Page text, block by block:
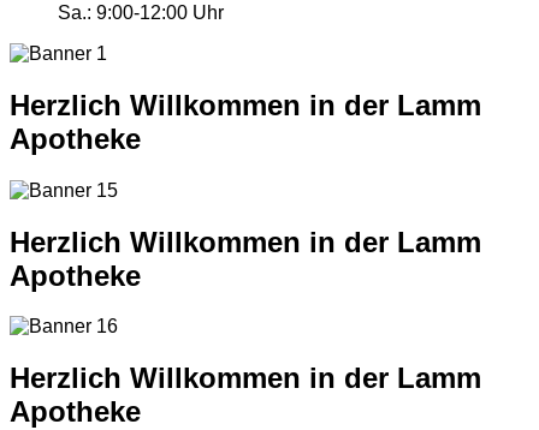
Sa.: 9:00-12:00 Uhr
Herzlich Willkommen in der Lamm
Apotheke
Herzlich Willkommen in der Lamm
Apotheke
Herzlich Willkommen in der Lamm
Apotheke